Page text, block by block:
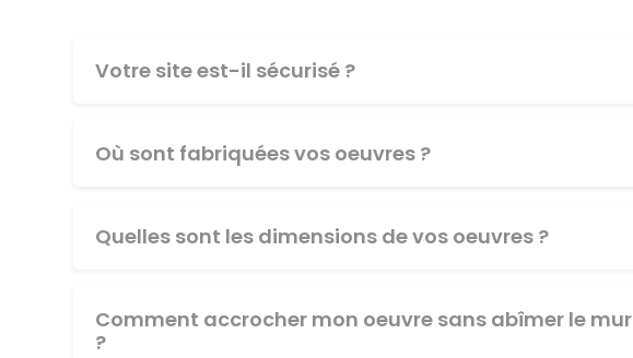
Votre site est-il sécurisé ?
Où sont fabriquées vos oeuvres ?
Quelles sont les dimensions de vos oeuvres ?
Comment accrocher mon oeuvre sans abîmer le mur
?